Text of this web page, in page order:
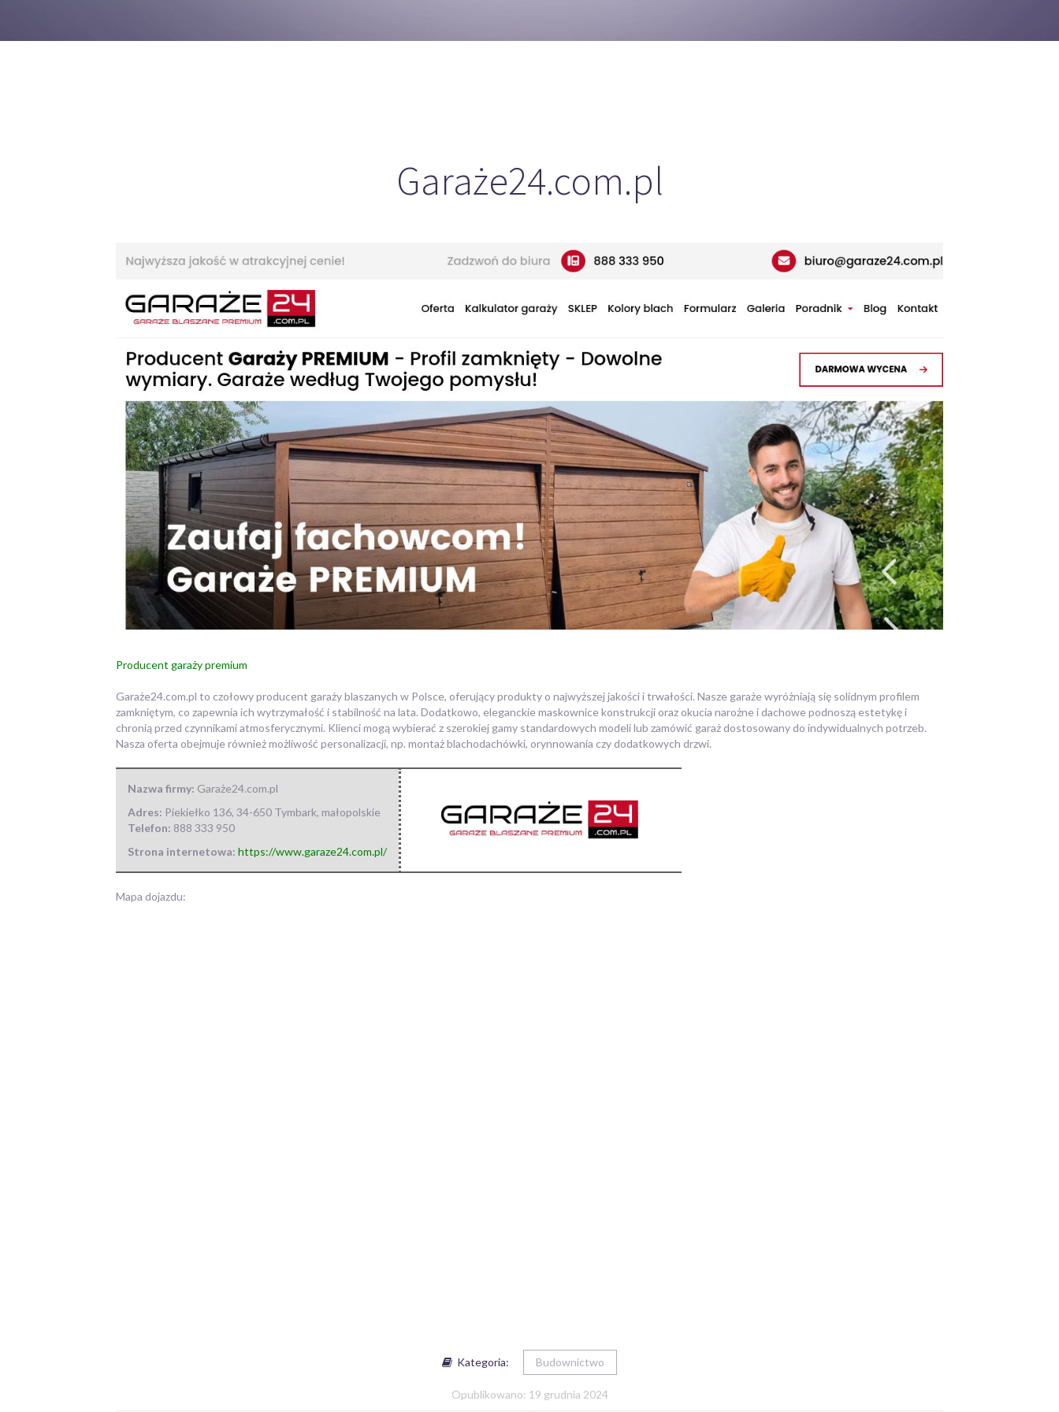
Garaże24.com.pl
Producent garaży premium
Garaże24.com.pl to czołowy producent garaży blaszanych w Polsce, oferujący produkty o najwyższej jakości i trwałości. Nasze garaże wyróżniają się solidnym profilem
zamkniętym, co zapewnia ich wytrzymałość i stabilność na lata. Dodatkowo, eleganckie maskownice konstrukcji oraz okucia narożne i dachowe podnoszą estetykę i
chronią przed czynnikami atmosferycznymi. Klienci mogą wybierać z szerokiej gamy standardowych modeli lub zamówić garaż dostosowany do indywidualnych potrzeb.
Nasza oferta obejmuje również możliwość personalizacji, np. montaż blachodachówki, orynnowania czy dodatkowych drzwi.
Nazwa firmy: Garaże24.com.pl
Adres: Piekiełko 136, 34-650 Tymbark, małopolskie
Telefon: 888 333 950
Strona internetowa: https://www.garaze24.com.pl/
Mapa dojazdu:
Kategoria: Budownictwo
Opublikowano: 19 grudnia 2024